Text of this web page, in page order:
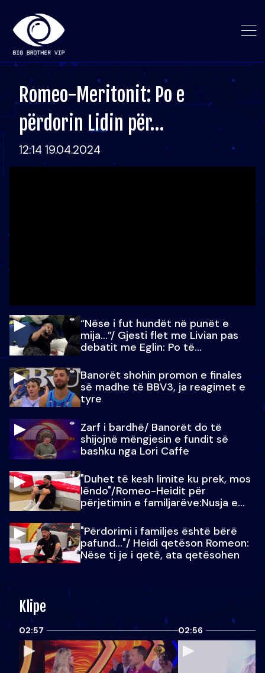
Romeo-Meritonit: Po e
përdorin Lidin për…
12:14 19.04.2024
“Nëse i fut hundët në punët e
mija…”/ Gjesti flet me Livian pas
debatit me Eglin: Po të
Banorët shohin promon e finales
së madhe të BBV3, ja reagimet e
tyre
Zarf i bardhë/ Banorët do të
shijojnë mëngjesin e fundit së
bashku nga Lori Caffe
"Duhet të kesh limite ku prek, mos
lëndo"/Romeo-Heidit për
përjetimin e familjarëve:Nusja e
"Përdorimi i familjes është bërë
pafund…"/ Heidi qetëson Romeon:
Nëse ti je i qetë, ata qetësohen
Klipe
02:57 02:56